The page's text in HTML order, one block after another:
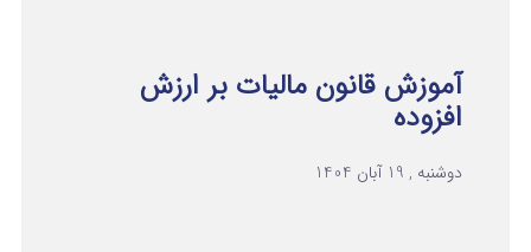
آموزش قانون مالیات بر ارزش
افزوده
دوشنبه , 19 آبان 1404